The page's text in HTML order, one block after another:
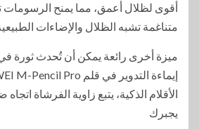
أقوى لظلال أعمق، مما يمنح الرسومات
متناغمة تشبه الظلال والإضاءات
ميزة أخرى رائعة يمكن أن تُحدث ثورة
الأقلام الذكية، يتبع زاوية الفرشاة
يجبرك